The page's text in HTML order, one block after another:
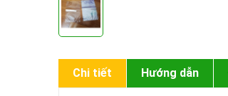
Chi tiết Hướng dẫn